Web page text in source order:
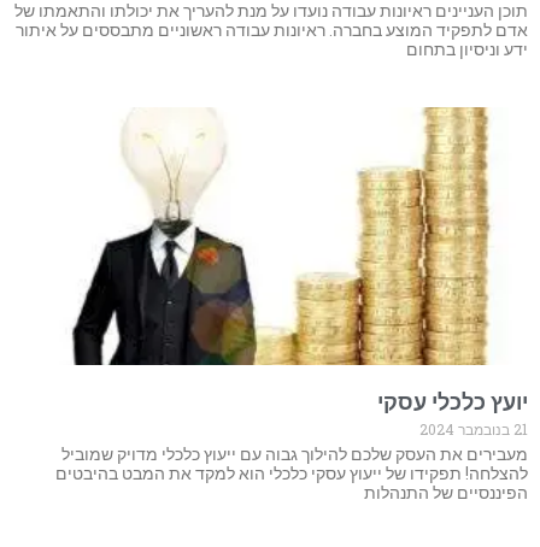
תוכן העניינים ראיונות עבודה נועדו על מנת להעריך את יכולתו והתאמתו של
אדם לתפקיד המוצע בחברה. ראיונות עבודה ראשוניים מתבססים על איתור
ידע וניסיון בתחום
יועץ כלכלי עסקי
21 בנובמבר 2024
מעבירים את העסק שלכם להילוך גבוה עם ייעוץ כלכלי מדויק שמוביל
להצלחה! תפקידו של ייעוץ עסקי כלכלי הוא למקד את המבט בהיבטים
הפיננסיים של התנהלות